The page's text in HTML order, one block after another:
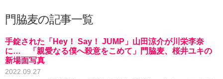
門脇麦の記事一覧
手錠された「Hey！ Say！ JUMP」山田涼介が川栄李奈
に… 「親愛なる僕へ殺意をこめて」門脇麦、桜井ユキの
新場面写真
2022.09.27